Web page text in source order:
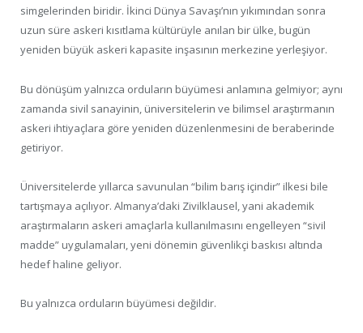
simgelerinden biridir. İkinci Dünya Savaşı’nın yıkımından sonra
uzun süre askeri kısıtlama kültürüyle anılan bir ülke, bugün
yeniden büyük askeri kapasite inşasının merkezine yerleşiyor.
Bu dönüşüm yalnızca orduların büyümesi anlamına gelmiyor; aynı
zamanda sivil sanayinin, üniversitelerin ve bilimsel araştırmanın
askeri ihtiyaçlara göre yeniden düzenlenmesini de beraberinde
getiriyor.
Üniversitelerde yıllarca savunulan “bilim barış içindir” ilkesi bile
tartışmaya açılıyor. Almanya’daki Zivilklausel, yani akademik
araştırmaların askeri amaçlarla kullanılmasını engelleyen “sivil
madde” uygulamaları, yeni dönemin güvenlikçi baskısı altında
hedef haline geliyor.
Bu yalnızca orduların büyümesi değildir.